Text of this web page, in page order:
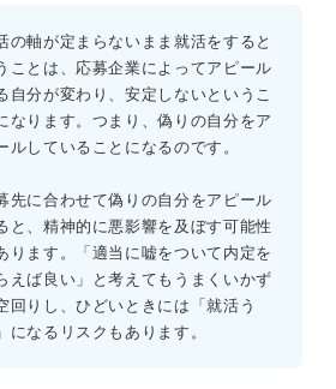
の軸が定まらないまま就活をすると
ことは、応募企業によってアピール
自分が変わり、安定しないというこ
なります。つまり、偽りの自分をア
ルしていることになるのです。
先に合わせて偽りの自分をアピール
と、精神的に悪影響を及ぼす可能性
ります。「適当に嘘をついて内定を
えば良い」と考えてもうまくいかず
回りし、ひどいときには「就活う
になるリスクもあります。